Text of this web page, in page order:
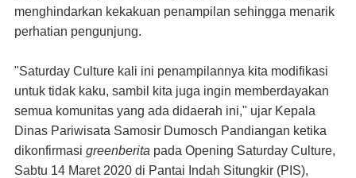
menghindarkan kekakuan penampilan sehingga menarik
perhatian pengunjung.
"Saturday Culture kali ini penampilannya kita modifikasi
untuk tidak kaku, sambil kita juga ingin memberdayakan
semua komunitas yang ada didaerah ini," ujar Kepala
Dinas Pariwisata Samosir Dumosch Pandiangan ketika
dikonfirmasi greenberita pada Opening Saturday Culture,
Sabtu 14 Maret 2020 di Pantai Indah Situngkir (PIS),